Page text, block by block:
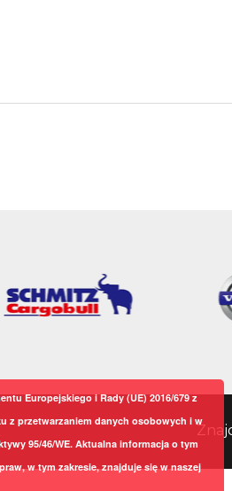
Europejskiego i Rady (UE) 2016/679 z
z przetwarzaniem danych osobowych i w
95/46/WE. Aktualna informacja o tym
w tym zakresie, znajduje się w naszej